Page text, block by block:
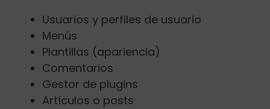
Usuarios y perfiles de usuario
Menús
Plantillas (apariencia)
Comentarios
Gestor de plugins
Artículos o posts